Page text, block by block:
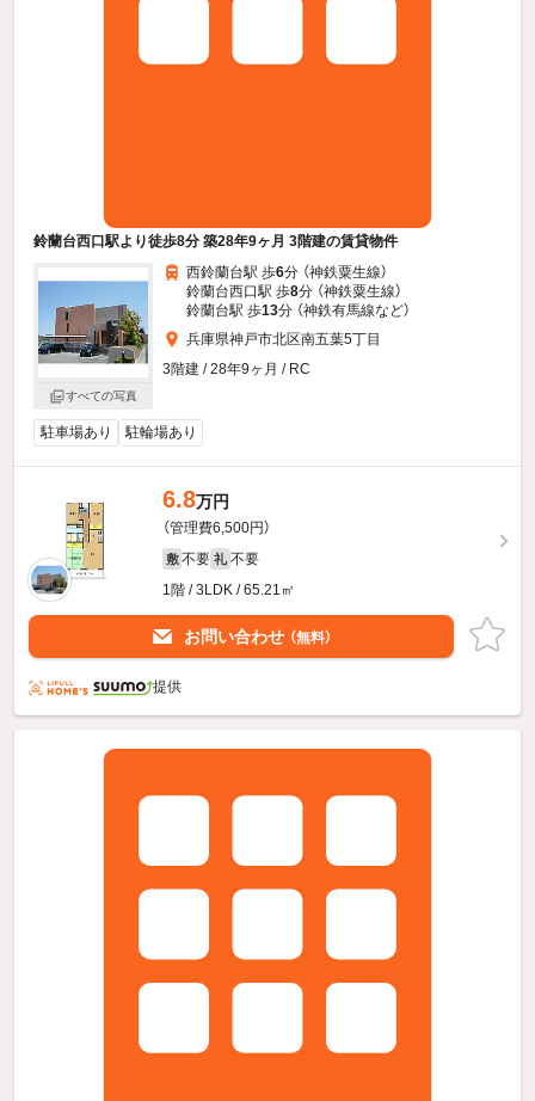
鈴蘭台西口駅より徒歩8分 築28年9ヶ月 3階建の賃貸物件
すべての写真
西鈴蘭台駅 歩6分 （神鉄粟生線）
鈴蘭台西口駅 歩8分 （神鉄粟生線）
鈴蘭台駅 歩13分 （神鉄有馬線など）
兵庫県神戸市北区南五葉5丁目
3階建 / 28年9ヶ月 / RC
駐車場あり 駐輪場あり
6.8万円
（管理費6,500円）
敷 不要 礼 不要
1階 / 3LDK / 65.21㎡
お問い合わせ （無料）
提供